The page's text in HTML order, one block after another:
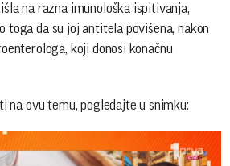
na razna imunološka ispitivanja,
toga da su joj antitela povišena, nakon
koji donosi konačnu
na ovu temu, pogledajte u snimku: